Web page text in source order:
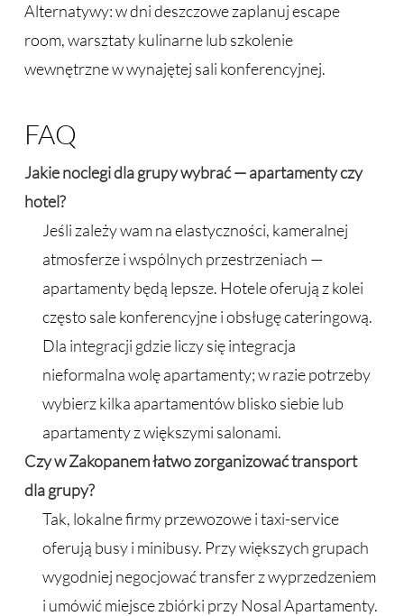
Alternatywy: w dni deszczowe zaplanuj escape
room, warsztaty kulinarne lub szkolenie
wewnętrzne w wynajętej sali konferencyjnej.
FAQ
Jakie noclegi dla grupy wybrać — apartamenty czy
hotel?
Jeśli zależy wam na elastyczności, kameralnej
atmosferze i wspólnych przestrzeniach —
apartamenty będą lepsze. Hotele oferują z kolei
często sale konferencyjne i obsługę cateringową.
Dla integracji gdzie liczy się integracja
nieformalna wolę apartamenty; w razie potrzeby
wybierz kilka apartamentów blisko siebie lub
apartamenty z większymi salonami.
Czy w Zakopanem łatwo zorganizować transport
dla grupy?
Tak, lokalne firmy przewozowe i taxi-service
oferują busy i minibusy. Przy większych grupach
wygodniej negocjować transfer z wyprzedzeniem
i umówić miejsce zbiórki przy Nosal Apartamenty.